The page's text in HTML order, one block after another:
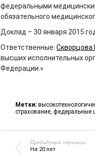
федеральными
обязательного
Доклад – 30 января 2015
Ответственные: Скворцова
высших исполнительных
Федерации.»
Метки:
страхование, федеральные
Предыдущая страница
На 20 лет